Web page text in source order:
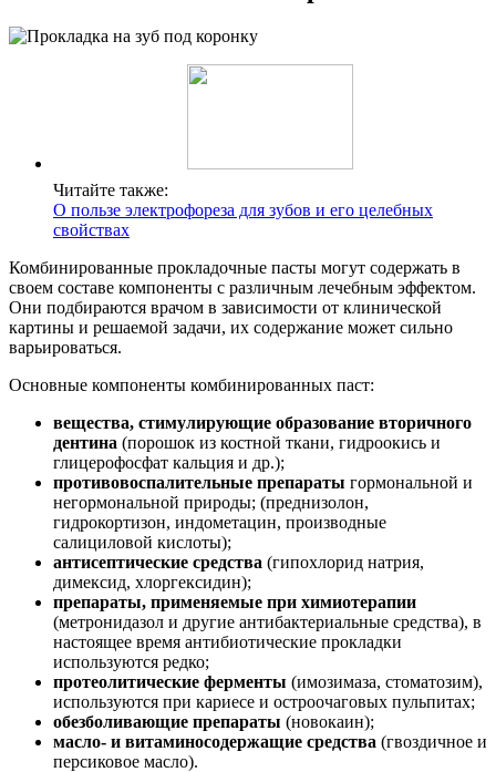
Читайте также:
О пользе электрофореза для зубов и его целебных
свойствах
Комбинированные прокладочные пасты могут содержать в
своем составе компоненты с различным лечебным эффектом.
Они подбираются врачом в зависимости от клинической
картины и решаемой задачи, их содержание может сильно
варьироваться.
Основные компоненты комбинированных паст:
вещества, стимулирующие образование вторичного
дентина (порошок из костной ткани, гидроокись и
глицерофосфат кальция и др.);
противовоспалительные препараты гормональной и
негормональной природы; (преднизолон,
гидрокортизон, индометацин, производные
салициловой кислоты);
антисептические средства (гипохлорид натрия,
димексид, хлоргексидин);
препараты, применяемые при химиотерапии
(метронидазол и другие антибактериальные средства), в
настоящее время антибиотические прокладки
используются редко;
протеолитические ферменты (имозимаза, стоматозим),
используются при кариесе и остроочаговых пульпитах;
обезболивающие препараты (новокаин);
масло- и витаминосодержащие средства (гвоздичное и
персиковое масло).